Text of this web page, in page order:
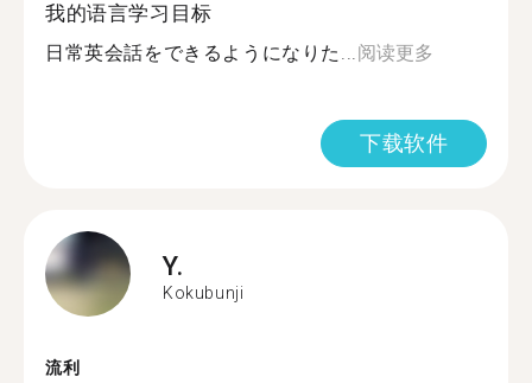
我的语言学习目标
日常英会話をできるようになりた...阅读更多
下载软件
Y.
Kokubunji
流利